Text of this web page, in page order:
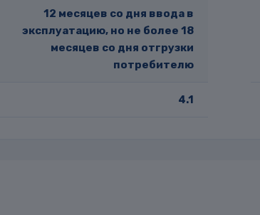
12 месяцев со дня ввода в
эксплуатацию, но не более 18
месяцев со дня отгрузки
потребителю
4.1